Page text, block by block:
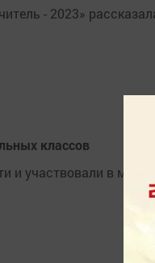
- 2023»
классов
и участвовали в